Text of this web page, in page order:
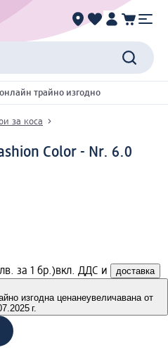
онлайн трайно изгодно
за коса
Color - Nr. 6.0
за 1 бр.)вкл. ДДС и доставка
изгодна ценанеувеличавана от
г.